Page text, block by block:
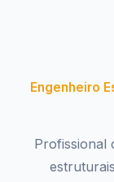
Engenheiro
Profissional